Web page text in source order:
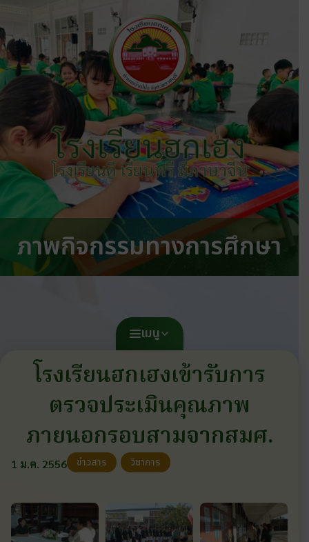
โรงเรียนฮกเฮง
โรงเรียนดี เรียนฟรี มีภาษาจีน
ภาพกิจกรรมทางการศึกษา
เมนู
โรงเรียนฮกเฮงเข้ารับการ
ตรวจประเมินคุณภาพ
ภายนอกรอบสามจากสมศ.
1 ม.ค. 2556 ข่าวสาร วิชาการ